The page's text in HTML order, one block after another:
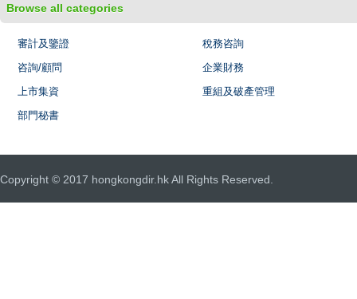
Browse all categories
審計及鑒證
稅務咨詢
咨詢/顧問
企業財務
上市集資
重組及破產管理
部門秘書
Copyright © 2017 hongkongdir.hk All Rights Reserved.